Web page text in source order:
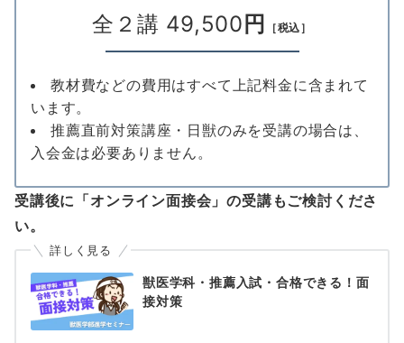
全２講 49,500 円 ［税込］
教材費などの費用はすべて上記料金に含まれて
います。
推薦直前対策講座・日獣のみを受講の場合は、
入会金は必要ありません。
受講後に「オンライン面接会」の受講もご検討くださ
い。
詳しく見る
獣医学科・推薦入試・合格できる！面
接対策